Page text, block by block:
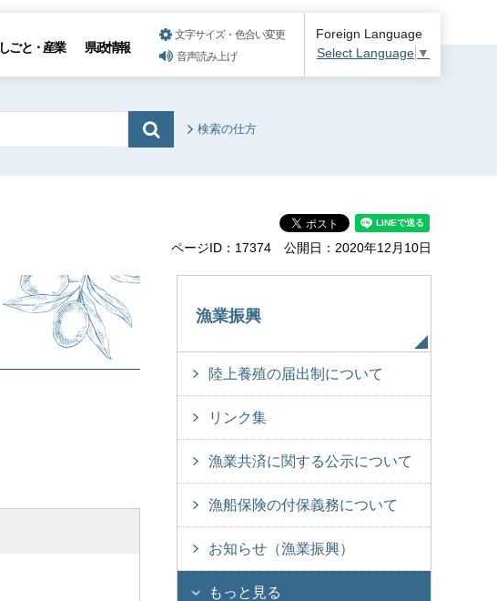
しごと・産業 県政情報
文字サイズ・色合い変更
音声読み上げ
Foreign Language
Select Language ▼
検索の仕方
ページID：17374 公開日：2020年12月10日
漁業振興
陸上養殖の届出制について
リンク集
漁業共済に関する公示について
漁船保険の付保義務について
お知らせ（漁業振興）
もっと見る